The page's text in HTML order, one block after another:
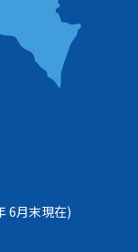
6月末現在)